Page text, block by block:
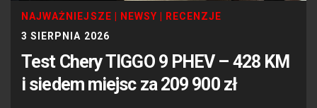
NAJWAŻNIEJSZE NEWSY
RECENZJE
3 SIERPNIA 2026
Test Chery TIGGO 9 PHEV – 428 KM
i siedem miejsc za 209 900 zł